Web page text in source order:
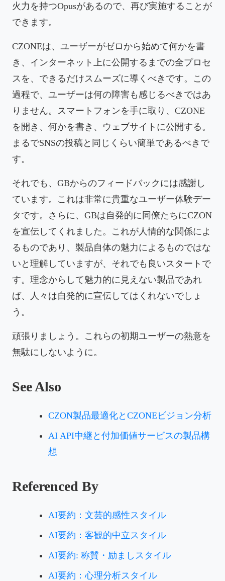
火力を持つOpusがあるので、再び実施することが
できます。
CZONEは、ユーザーがゼロから始めて何かを書
き、インターネット上に公開するまでの全プロセ
スを、できるだけスムーズに導くべきです。この
過程で、ユーザーは何の障害も感じるべきではあ
りません。スマートフォンを手に取り、CZONE
を開き、何かを書き、ウェブサイトに公開する。
まるでSNSの投稿と同じくらい簡単であるべきで
す。
それでも、GBからのフィードバックには感謝し
ています。これは非常に貴重なユーザー体験デー
タです。さらに、GBは自発的に同僚たちにCZON
を宣伝してくれました。これが人情的な関係によ
るものであり、製品自体の魅力によるものではな
いと理解していますが、それでも良いスタートで
す。理念からして魅力的に見えない製品であれ
ば、人々は自発的に宣伝してはくれないでしょ
う。
頑張りましょう。これらの初期ユーザーの熱意を
無駄にしないように。
See Also
CZON製品最適化とCZONEビジョン分析
AI API中継と付加価値サービスの製品構
想
Referenced By
AI要約：文芸的感性スタイル
AI要約：客観的中立スタイル
AI要約: 称賛・励ましスタイル
AI要約：心理分析スタイル